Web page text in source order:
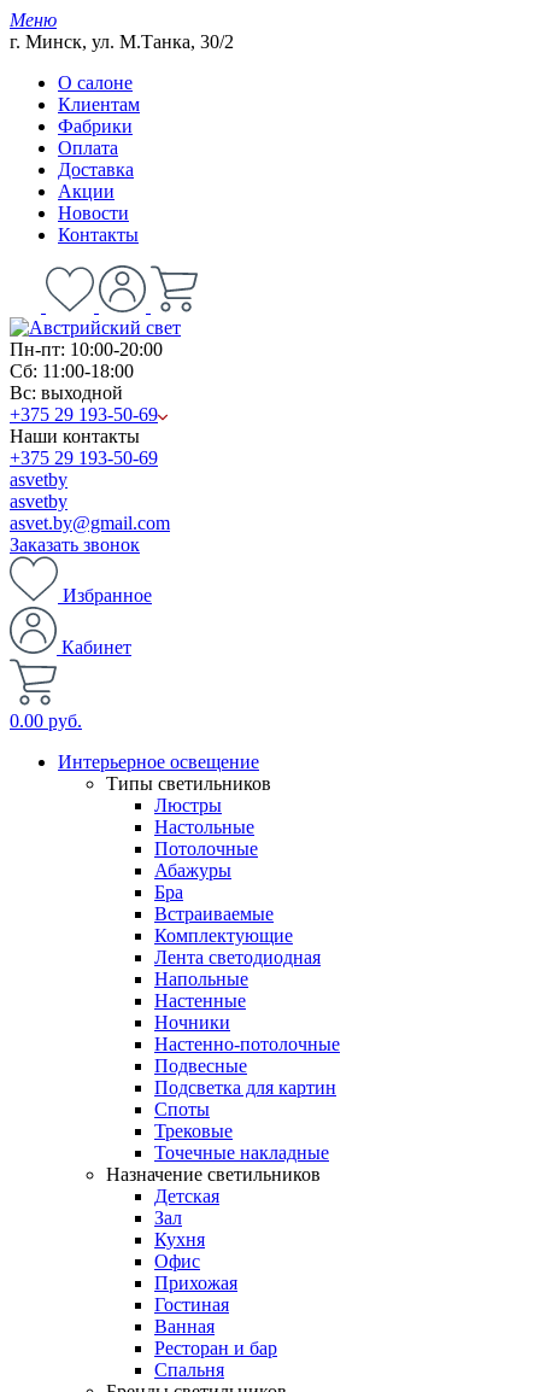
Меню
г. Минск, ул. М.Танка, 30/2
О салоне
Клиентам
Фабрики
Оплата
Доставка
Акции
Новости
Контакты
Пн-пт: 10:00-20:00
Сб: 11:00-18:00
Вс: выходной
+375 29 193-50-69
Наши контакты
+375 29 193-50-69
asvetby
asvetby
asvet.by@gmail.com
Заказать звонок
Избранное
Кабинет
0.00 руб.
Интерьерное освещение
Типы светильников
Люстры
Настольные
Потолочные
Абажуры
Бра
Встраиваемые
Комплектующие
Лента светодиодная
Напольные
Настенные
Ночники
Настенно-потолочные
Подвесные
Подсветка для картин
Споты
Трековые
Точечные накладные
Назначение светильников
Детская
Зал
Кухня
Офис
Прихожая
Гостиная
Ванная
Ресторан и бар
Спальня